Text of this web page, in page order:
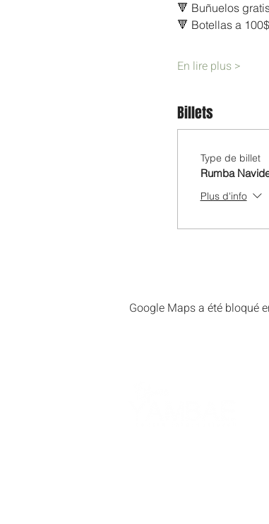
🔻 Buñuelos
🔻 Botellas a
En lire plus >
Billets
Type de billet
Rumba
Plus d'info
Google Maps a été bloqué